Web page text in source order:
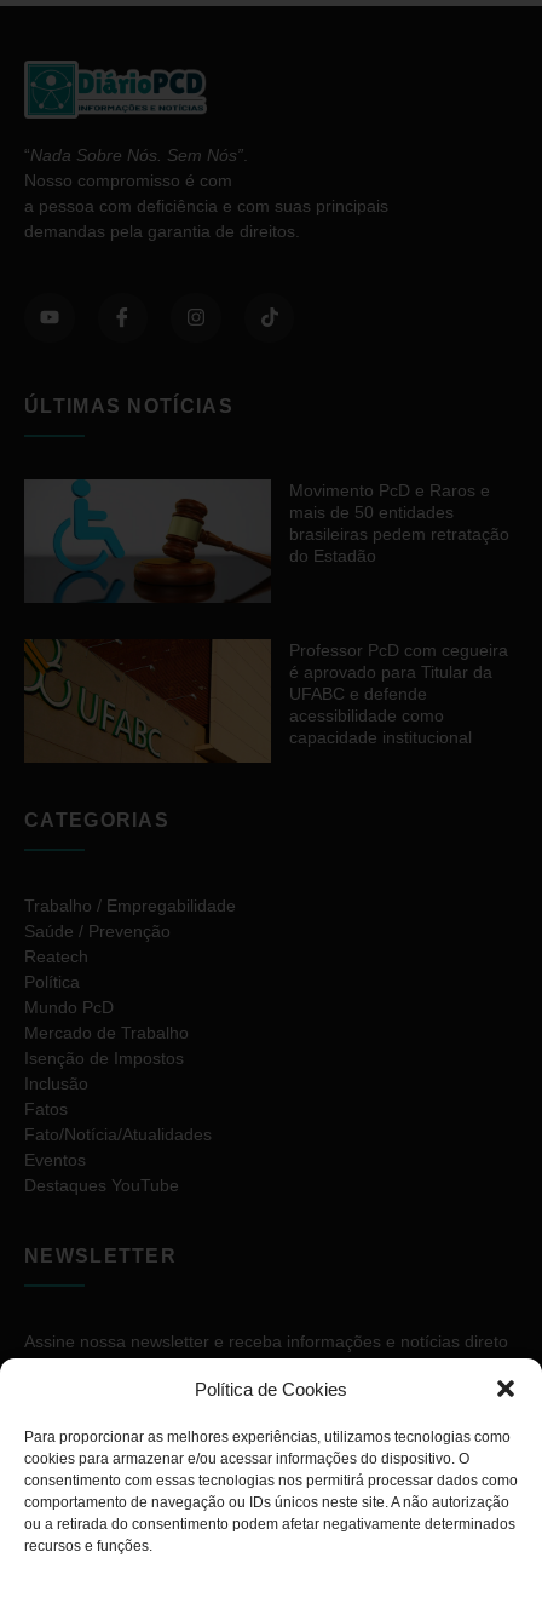
Política de Cookies
Para proporcionar as melhores experiências, utilizamos tecnologias como
cookies para armazenar e/ou acessar informações do dispositivo. O
consentimento com essas tecnologias nos permitirá processar dados como
comportamento de navegação ou IDs únicos neste site. A não autorização
ou a retirada do consentimento podem afetar negativamente determinados
recursos e funções.
“Nada Sobre Nós. Sem Nós”
Nosso compromisso é com
a pessoa com deficiência e com suas principais
demandas pela garantia de direitos.
ÚLTIMAS NOTÍCIAS
Movimento PcD e Raros e
mais de 50 entidades
brasileiras pedem retratação
do Estadão
Professor PcD com cegueira
é aprovado para Titular da
UFABC e defende
acessibilidade como
capacidade institucional
CATEGORIAS
Trabalho / Empregabilidade
Saúde / Prevenção
Reatech
Política
Mundo PcD
Mercado de Trabalho
Isenção de Impostos
Inclusão
Fatos
Fato/Notícia/Atualidades
Eventos
Destaques YouTube
NEWSLETTER
Assine nossa newsletter e receba informações e notícias direto